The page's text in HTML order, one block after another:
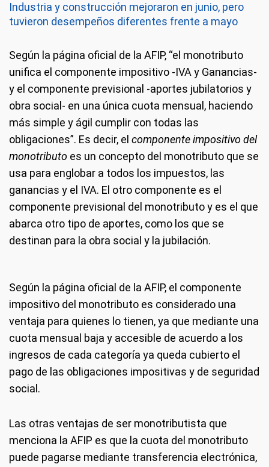
Industria y construcción mejoraron en junio, pero
tuvieron desempeños diferentes frente a mayo
Según la página oficial de la AFIP, “el monotributo
unifica el componente impositivo -IVA y Ganancias-
y el componente previsional -aportes jubilatorios y
obra social- en una única cuota mensual, haciendo
más simple y ágil cumplir con todas las
obligaciones”. Es decir, el componente impositivo del
monotributo es un concepto del monotributo que se
usa para englobar a todos los impuestos, las
ganancias y el IVA. El otro componente es el
componente previsional del monotributo y es el que
abarca otro tipo de aportes, como los que se
destinan para la obra social y la jubilación.
Según la página oficial de la AFIP, el componente
impositivo del monotributo es considerado una
ventaja para quienes lo tienen, ya que mediante una
cuota mensual baja y accesible de acuerdo a los
ingresos de cada categoría ya queda cubierto el
pago de las obligaciones impositivas y de seguridad
social.
Las otras ventajas de ser monotributista que
menciona la AFIP es que la cuota del monotributo
puede pagarse mediante transferencia electrónica,